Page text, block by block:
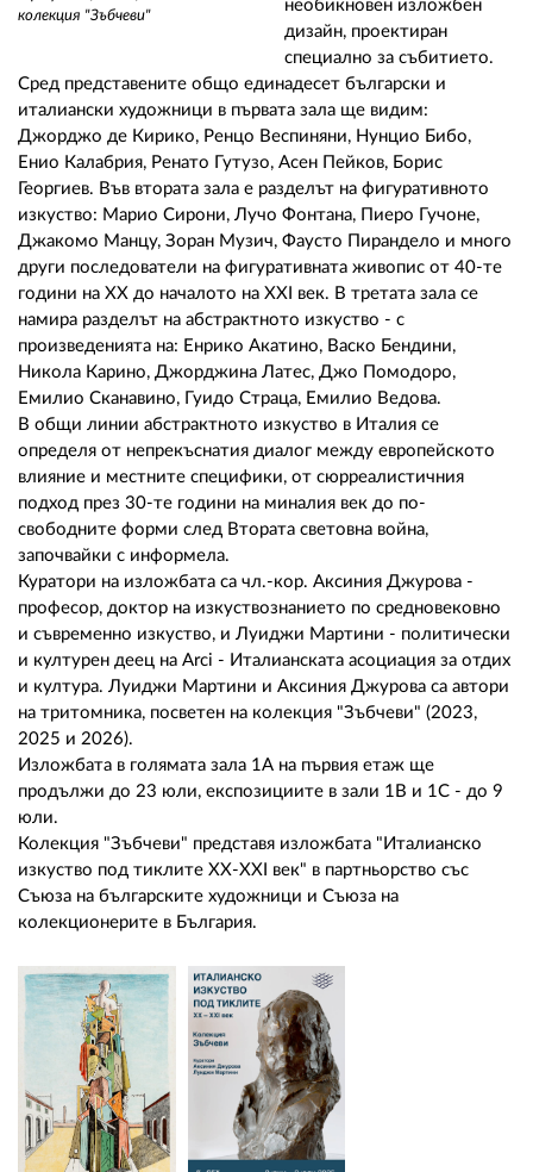
колекция "Зъбчеви"
необикновен изложбен
дизайн, проектиран
специално за събитието.
Сред представените общо единадесет български и
италиански художници в първата зала ще видим:
Джорджо де Кирико, Ренцо Веспиняни, Нунцио Бибо,
Енио Калабрия, Ренато Гутузо, Асен Пейков, Борис
Георгиев. Във втората зала е разделът на фигуративното
изкуство: Марио Сирони, Лучо Фонтана, Пиеро Гучоне,
Джакомо Манцу, Зоран Музич, Фаусто Пирандело и много
други последователи на фигуративната живопис от 40-те
години на ХХ до началото на XXI век. В третата зала се
намира разделът на абстрактното изкуство - с
произведенията на: Енрико Акатино, Васко Бендини,
Никола Карино, Джорджина Латес, Джо Помодоро,
Емилио Сканавино, Гуидо Страца, Емилио Ведова.
В общи линии абстрактното изкуство в Италия се
определя от непрекъснатия диалог между европейското
влияние и местните специфики, от сюрреалистичния
подход през 30-те години на миналия век до по-
свободните форми след Втората световна война,
започвайки с информела.
Куратори на изложбата са чл.-кор. Аксиния Джурова -
професор, доктор на изкуствознанието по средновековно
и съвременно изкуство, и Луиджи Мартини - политически
и културен деец на Arci - Италианската асоциация за отдих
и култура. Луиджи Мартини и Аксиния Джурова са автори
на тритомника, посветен на колекция "Зъбчеви" (2023,
2025 и 2026).
Изложбата в голямата зала 1А на първия етаж ще
продължи до 23 юли, експозициите в зали 1B и 1C - до 9
юли.
Колекция "Зъбчеви" представя изложбата "Италианско
изкуство под тиклите ХX-ХXI век" в партньорство със
Съюза на българските художници и Съюза на
колекционерите в България.